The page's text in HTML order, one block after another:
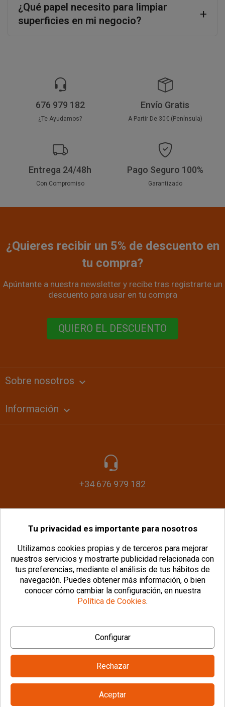
¿Qué papel necesito para limpiar
superficies en mi negocio?
676 979 182
¿Te Ayudamos?
Envío Gratis
A Partir De 30€ (Península)
Entrega 24/48h
Con Compromiso
Pago Seguro 100%
Garantizado
¿Quieres recibir un 5% de descuento en
tu compra?
Apúntante a nuestra newsletter y recibe tras registrarte un
descuento para usar en tu compra
QUIERO EL DESCUENTO
Sobre nosotros keyboard_arrow_down
Información 
+34 676 979 182
info@plasticomania.com
© Copyright 2026 PlásticoManía® |
Política de Privacidad| Política de Cookies| Configurar Cookies
Condiciones Generales
Tu privacidad es importante para nosotros
Utilizamos cookies propias y de terceros para mejorar
nuestros servicios y mostrarte publicidad relacionada con
tus preferencias, mediante el análisis de tus hábitos de
navegación. Puedes obtener más información, o bien
conocer cómo cambiar la configuración, en nuestra
Política de Cookies.
Configurar
Rechazar
Aceptar